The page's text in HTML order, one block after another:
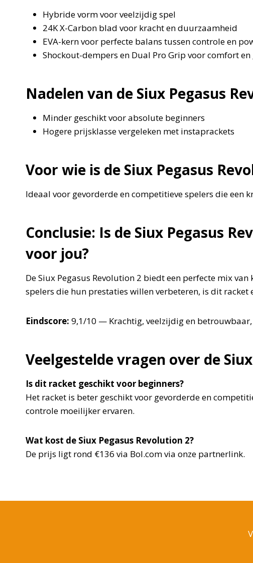
Hybride vorm voor veelzijdig spel
24K X-Carbon blad voor kracht en duurzaamheid
EVA-kern voor perfecte balans tussen controle en
Shockout-dempers en Dual Pro Grip voor comfort
Nadelen van de Siux Pegasus
Minder geschikt voor absolute beginners
Hogere prijsklasse vergeleken met instaprackets
Voor wie is de Siux Pegasus
Ideaal voor gevorderde en competitieve spelers die een
Conclusie: Is de Siux Pegasus
voor jou?
De Siux Pegasus Revolution 2 biedt een perfecte mix
spelers die hun prestaties willen verbeteren, is dit racket
Eindscore: 9,1/10 — Krachtig, veelzijdig en
Veelgestelde vragen over de
Is dit racket geschikt voor beginners?
Het racket is beter geschikt voor gevorderde en
controle moeilijker ervaren.
Wat kost de Siux Pegasus Revolution 2?
De prijs ligt rond €136 via Bol.com via onze partnerlink.